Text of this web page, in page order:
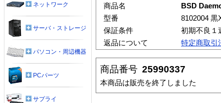
商品名
BSD
型番
8102004 黒
保証条件
初期不良１
返品について
特定商取引
商品番号 25990337
本商品は販売を終了しました
ネットワーク
サーバ・ストレージ
パソコン・周辺機器
PCパーツ
サプライ